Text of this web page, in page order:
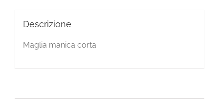
Descrizione
Maglia manica corta